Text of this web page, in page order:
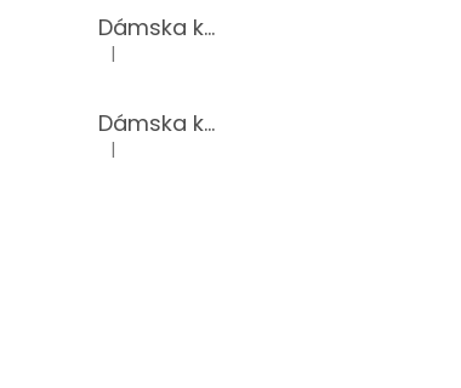
Dámska kožená kabelka TS-112-14/PUDER
Hodnotenie produktu je 5 z 5 hviezdičiek.
|
Dámska kožená kabelka TS-98-141/GOLD
Hodnotenie produktu je 5 z 5 hviezdičiek.
|